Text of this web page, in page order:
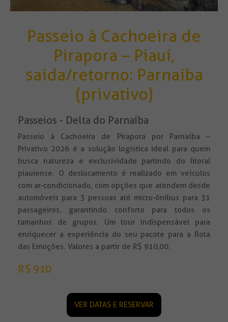
Passeio à Cachoeira de
Pirapora – Piauí,
saída/retorno: Parnaíba
(privativo)
Passeios - Delta do Parnaíba
Passeio à Cachoeira de Pirapora por Parnaíba –
Privativo 2026 é a solução logística ideal para quem
busca natureza e exclusividade partindo do litoral
piauiense. O deslocamento é realizado em veículos
com ar-condicionado, com opções que atendem desde
automóveis para 3 pessoas até micro-ônibus para 31
passageiros, garantindo conforto para todos os
tamanhos de grupos. Um tour indispensável para
enriquecer a experiência do seu pacote para a Rota
das Emoções. Valores a partir de R$ 910,00.
R$ 910
VER DATAS E RESERVAR